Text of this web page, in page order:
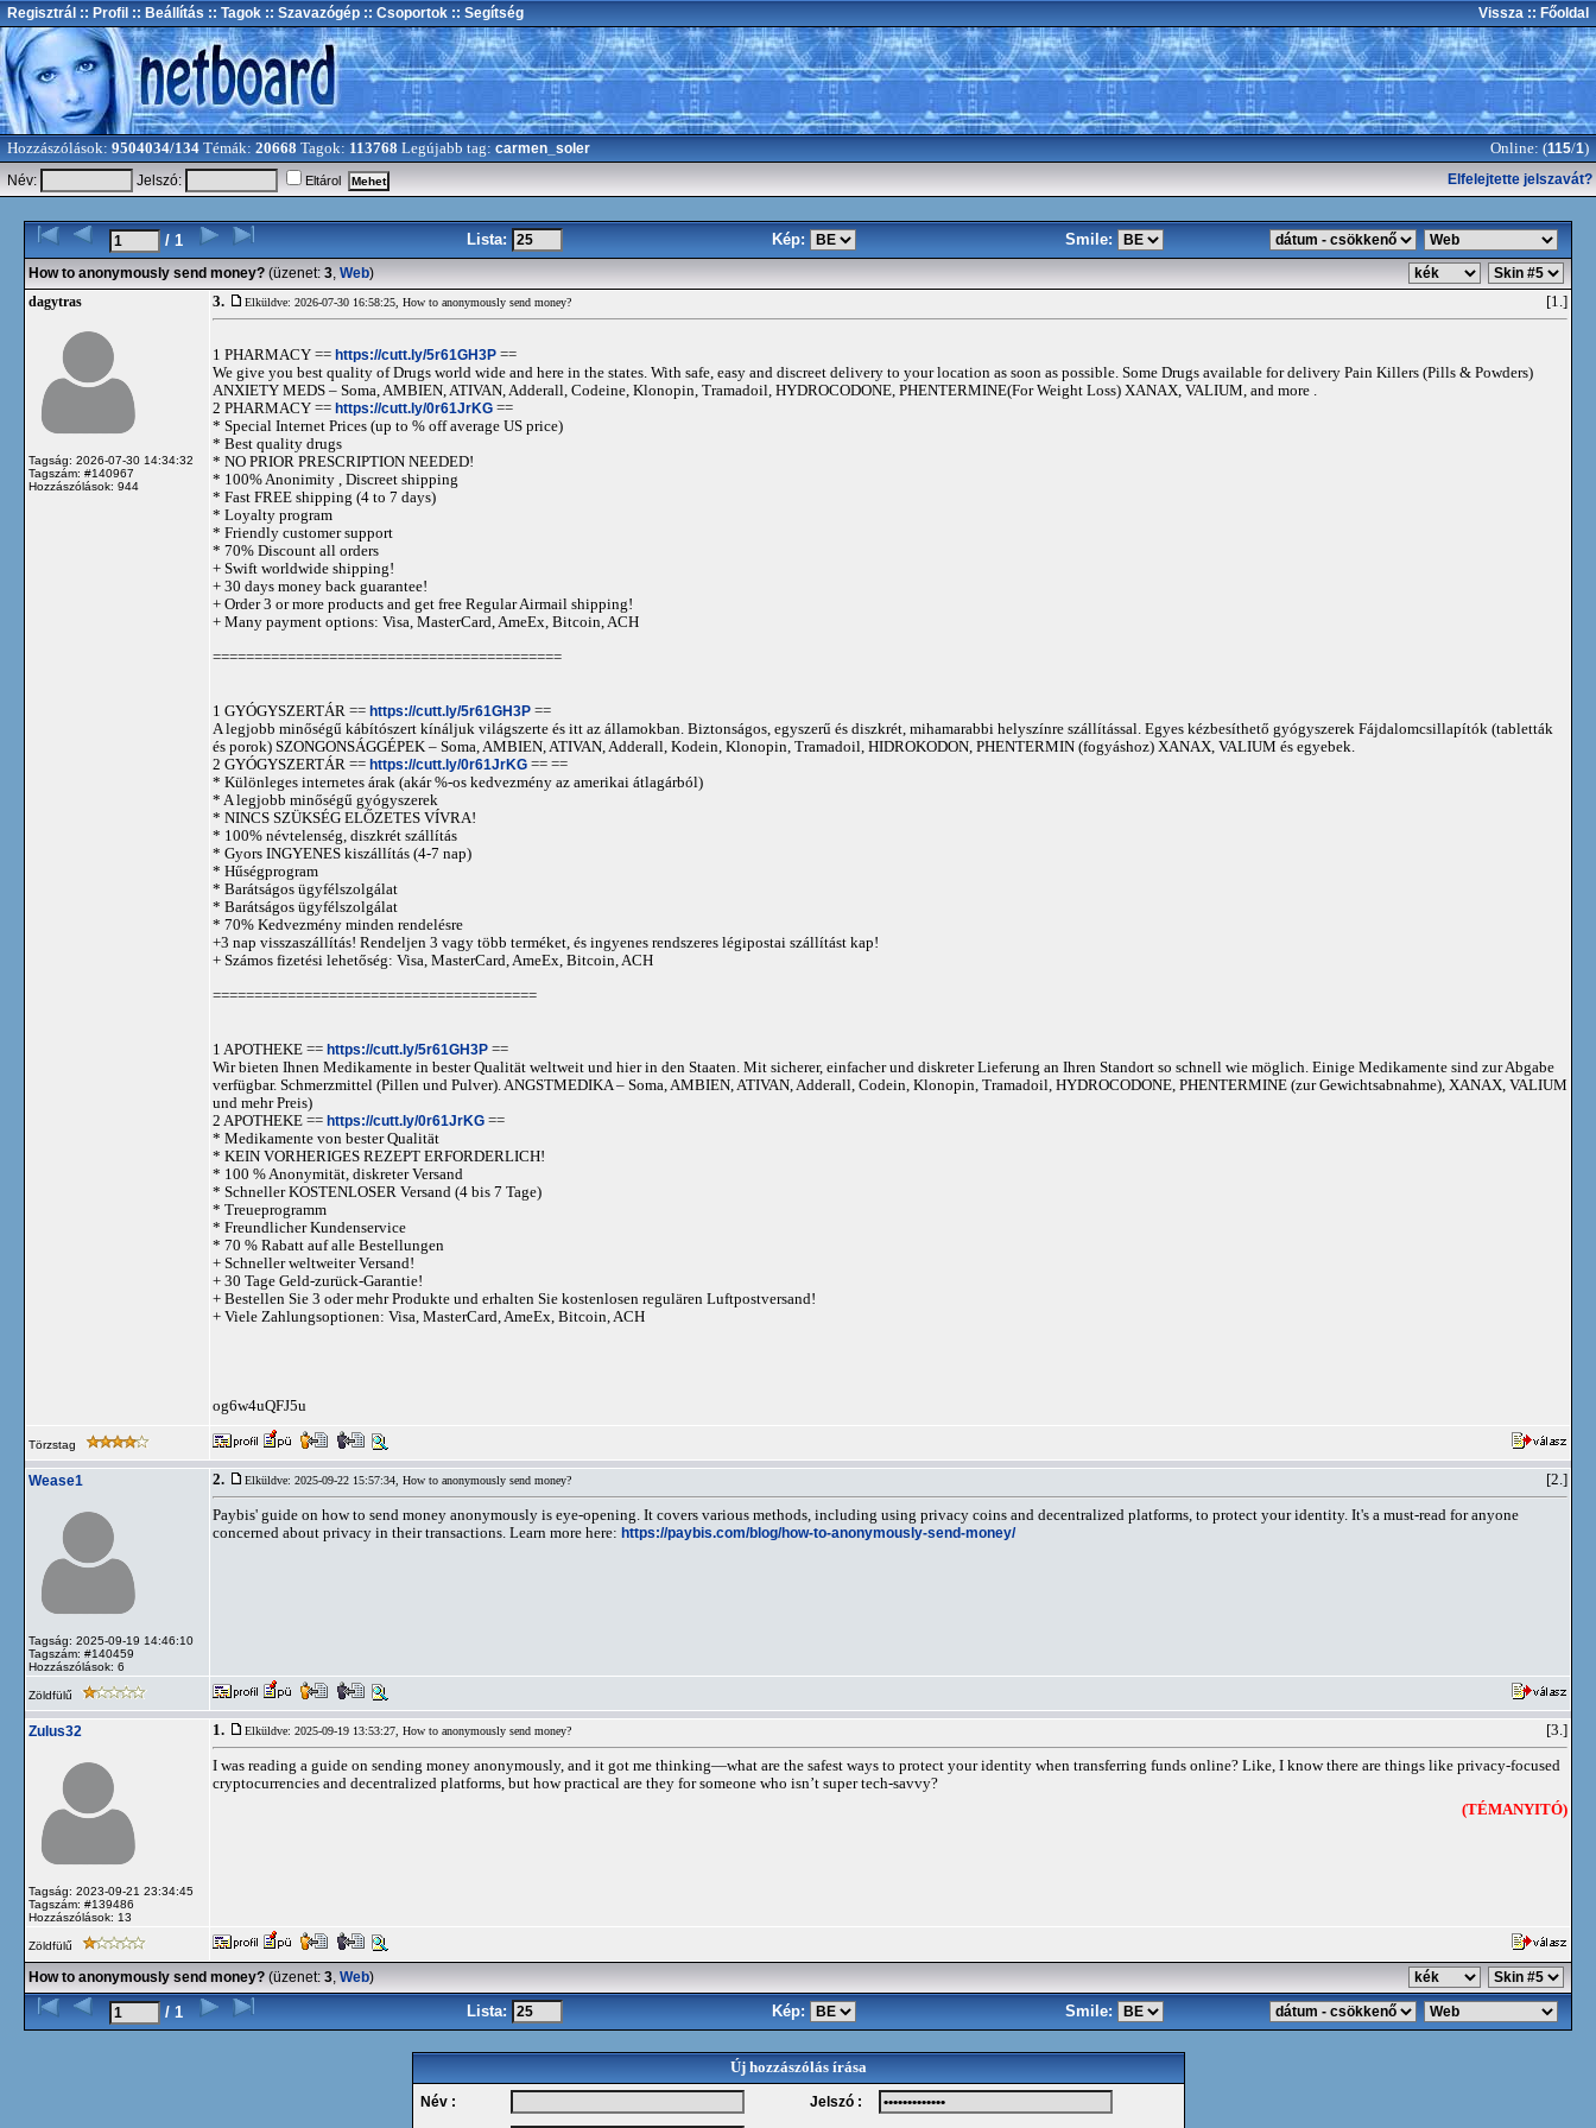
Regisztrál :: Profil :: Beállítás :: Tagok :: Szavazógép :: Csoportok :: Segítség Vissza :: Főoldal
Hozzászólások: 9504034/134 Témák: 20668 Tagok: 113768 Legújabb tag: carmen_soler Online: (115/1)
Név: Jelszó: Eltárol Elfelejtette jelszavát?
/ 1 Lista: Kép: Smile:
How to anonymously send money? (üzenet: 3, Web)
dagytras
Tagság: 2026-07-30 14:34:32
Tagszám: #140967
Hozzászólások: 944
3. Elküldve: 2026-07-30 16:58:25, How to anonymously send money? [1.]
1 PHARMACY == https://cutt.ly/5r61GH3P ==
We give you best quality of Drugs world wide and here in the states. With safe, easy and discreet delivery to your location as soon as possible. Some Drugs available for delivery Pain Killers (Pills & Powders)
ANXIETY MEDS – Soma, AMBIEN, ATIVAN, Adderall, Codeine, Klonopin, Tramadoil, HYDROCODONE, PHENTERMINE(For Weight Loss) XANAX, VALIUM, and more .
2 PHARMACY == https://cutt.ly/0r61JrKG ==
* Special Internet Prices (up to % off average US price)
* Best quality drugs
* NO PRIOR PRESCRIPTION NEEDED!
* 100% Anonimity , Discreet shipping
* Fast FREE shipping (4 to 7 days)
* Loyalty program
* Friendly customer support
* 70% Discount all orders
+ Swift worldwide shipping!
+ 30 days money back guarantee!
+ Order 3 or more products and get free Regular Airmail shipping!
+ Many payment options: Visa, MasterCard, AmeEx, Bitcoin, ACH
==========================================
1 GYÓGYSZERTÁR == https://cutt.ly/5r61GH3P ==
A legjobb minőségű kábítószert kínáljuk világszerte és itt az államokban. Biztonságos, egyszerű és diszkrét, mihamarabbi helyszínre szállítással. Egyes kézbesíthető gyógyszerek Fájdalomcsillapítók (tabletták
és porok) SZONGONSÁGGÉPEK – Soma, AMBIEN, ATIVAN, Adderall, Kodein, Klonopin, Tramadoil, HIDROKODON, PHENTERMIN (fogyáshoz) XANAX, VALIUM és egyebek.
2 GYÓGYSZERTÁR == https://cutt.ly/0r61JrKG == ==
* Különleges internetes árak (akár %-os kedvezmény az amerikai átlagárból)
* A legjobb minőségű gyógyszerek
* NINCS SZÜKSÉG ELŐZETES VÍVRA!
* 100% névtelenség, diszkrét szállítás
* Gyors INGYENES kiszállítás (4-7 nap)
* Hűségprogram
* Barátságos ügyfélszolgálat
* Barátságos ügyfélszolgálat
* 70% Kedvezmény minden rendelésre
+3 nap visszaszállítás! Rendeljen 3 vagy több terméket, és ingyenes rendszeres légipostai szállítást kap!
+ Számos fizetési lehetőség: Visa, MasterCard, AmeEx, Bitcoin, ACH
=======================================
1 APOTHEKE == https://cutt.ly/5r61GH3P ==
Wir bieten Ihnen Medikamente in bester Qualität weltweit und hier in den Staaten. Mit sicherer, einfacher und diskreter Lieferung an Ihren Standort so schnell wie möglich. Einige Medikamente sind zur Abgabe
verfügbar. Schmerzmittel (Pillen und Pulver). ANGSTMEDIKA – Soma, AMBIEN, ATIVAN, Adderall, Codein, Klonopin, Tramadoil, HYDROCODONE, PHENTERMINE (zur Gewichtsabnahme), XANAX, VALIUM
und mehr Preis)
2 APOTHEKE == https://cutt.ly/0r61JrKG ==
* Medikamente von bester Qualität
* KEIN VORHERIGES REZEPT ERFORDERLICH!
* 100 % Anonymität, diskreter Versand
* Schneller KOSTENLOSER Versand (4 bis 7 Tage)
* Treueprogramm
* Freundlicher Kundenservice
* 70 % Rabatt auf alle Bestellungen
+ Schneller weltweiter Versand!
+ 30 Tage Geld-zurück-Garantie!
+ Bestellen Sie 3 oder mehr Produkte und erhalten Sie kostenlosen regulären Luftpostversand!
+ Viele Zahlungsoptionen: Visa, MasterCard, AmeEx, Bitcoin, ACH
og6w4uQFJ5u
Törzstag
Wease1
Tagság: 2025-09-19 14:46:10
Tagszám: #140459
Hozzászólások: 6
2. Elküldve: 2025-09-22 15:57:34, How to anonymously send money? [2.]
Paybis' guide on how to send money anonymously is eye-opening. It covers various methods, including using privacy coins and decentralized platforms, to protect your identity. It's a must-read for anyone
concerned about privacy in their transactions. Learn more here: https://paybis.com/blog/how-to-anonymously-send-money/
Zöldfülű
Zulus32
Tagság: 2023-09-21 23:34:45
Tagszám: #139486
Hozzászólások: 13
1. Elküldve: 2025-09-19 13:53:27, How to anonymously send money? [3.]
I was reading a guide on sending money anonymously, and it got me thinking—what are the safest ways to protect your identity when transferring funds online? Like, I know there are things like privacy-focused
cryptocurrencies and decentralized platforms, but how practical are they for someone who isn’t super tech-savvy?
(TÉMANYITÓ)
Zöldfülű
How to anonymously send money? (üzenet: 3, Web)
/ 1 Lista: Kép: Smile:
Új hozzászólás írása
Név : Jelszó :